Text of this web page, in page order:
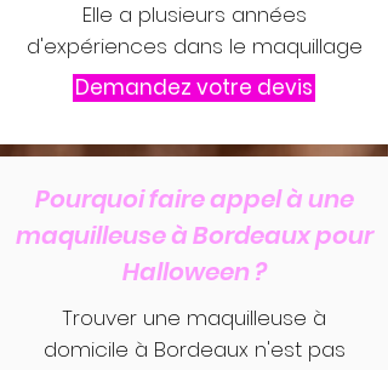
Elle a plusieurs années
d'expériences dans le maquillage
Demandez votre devis
Pourquoi faire appel à une
maquilleuse à Bordeaux pour
Halloween ?
Trouver une maquilleuse à
domicile à Bordeaux n'est pas